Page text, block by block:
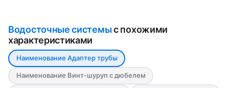
Водосточные системыс похожими
характеристиками
Наименование Адаптер трубы
Наименование Винт-шуруп с дюбелем